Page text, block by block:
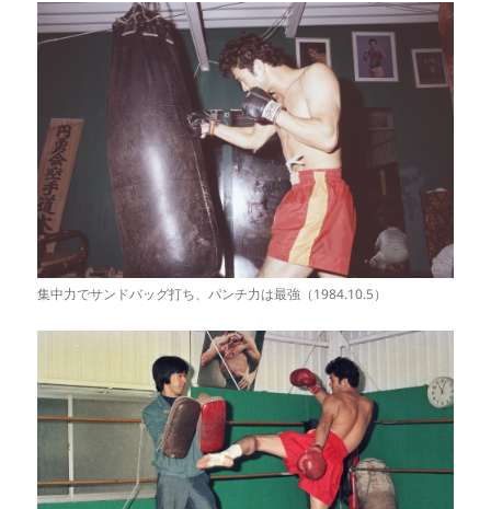
集中力でサンドバッグ打ち、パンチ力は最強（1984.10.5）